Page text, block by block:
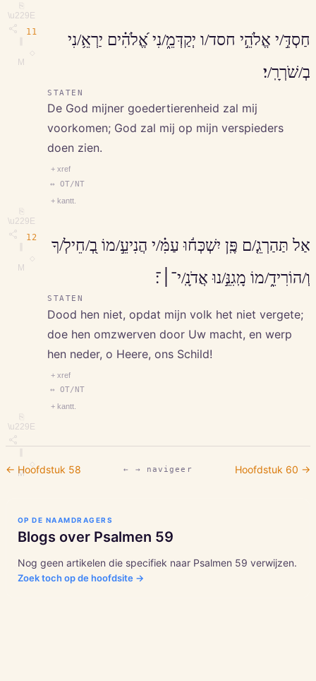
⎘
\u229E
M
11
⎘
\u229E
M
חַסְדִּ֣/י אֱלֹהֵ֣י חסד/ו יְקַדְּמֵ֑/נִי אֱ֝לֹהִ֗ים יַרְאֵ֥/נִי
בְ/שֹׁרְרָֽ/י׃
STATEN
De God mijner goedertierenheid zal mij
voorkomen; God zal mij op mijn verspieders
doen zien.
+ xref
↔ OT/NT
+ kantt.
12
⎘
\u229E
M
אַל תַּהַרְגֵ֤/ם פֶּֽן יִשְׁכְּח֬וּ עַמִּ֗/י הֲנִיעֵ֣/מוֹ בְ֭/חֵילְ/ךָ
וְ/הוֹרִידֵ֑/מוֹ מָֽגִנֵּ֣/נוּ אֲדֹנָֽ/י־׀־׃
STATEN
Dood hen niet, opdat mijn volk het niet vergete;
doe hen omzwerven door Uw macht, en werp
hen neder, o Heere, ons Schild!
+ xref
↔ OT/NT
+ kantt.
← Hoofdstuk 58 ← → navigeer Hoofdstuk 60 →
OP DE NAAMDRAGERS
Blogs over Psalmen 59
Nog geen artikelen die specifiek naar Psalmen 59 verwijzen.
Zoek toch op de hoofdsite →